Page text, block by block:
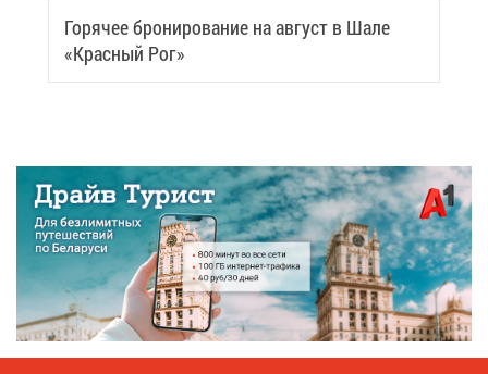
Го­ря­чее бро­ни­ро­ва­ние на ав­густ в Ша­ле
«Крас­ный Рог»